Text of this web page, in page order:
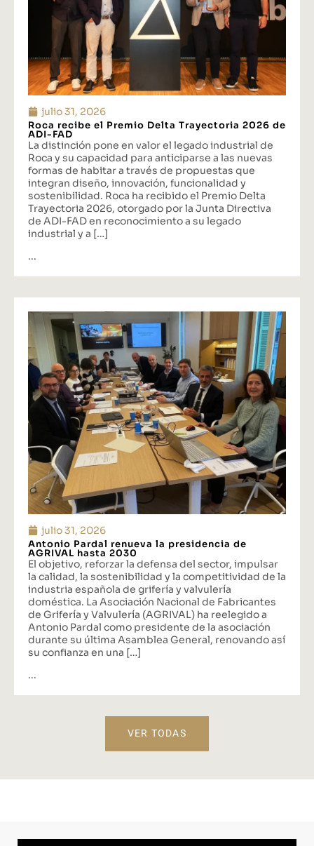
julio 31, 2026
Roca recibe el Premio Delta Trayectoria 2026 de
ADI-FAD
La distinción pone en valor el legado industrial de
Roca y su capacidad para anticiparse a las nuevas
formas de habitar a través de propuestas que
integran diseño, innovación, funcionalidad y
sostenibilidad. Roca ha recibido el Premio Delta
Trayectoria 2026, otorgado por la Junta Directiva
de ADI-FAD en reconocimiento a su legado
industrial y a […]
...
julio 31, 2026
Antonio Pardal renueva la presidencia de
AGRIVAL hasta 2030
El objetivo, reforzar la defensa del sector, impulsar
la calidad, la sostenibilidad y la competitividad de la
industria española de grifería y valvulería
doméstica. La Asociación Nacional de Fabricantes
de Grifería y Valvulería (AGRIVAL) ha reelegido a
Antonio Pardal como presidente de la asociación
durante su última Asamblea General, renovando así
su confianza en una […]
...
VER TODAS